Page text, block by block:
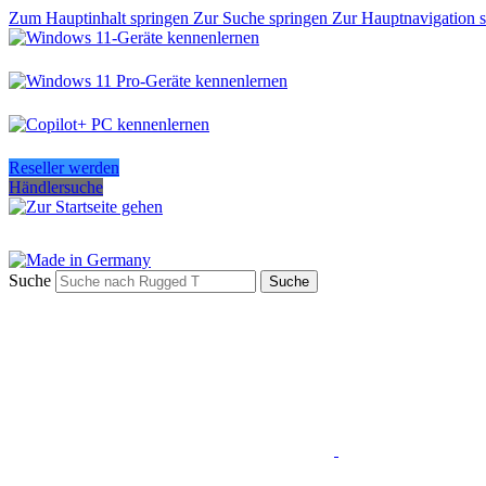
Zum Hauptinhalt springen Zur Suche springen Zur Hauptnavigation
Reseller werden
Händlersuche
Suche Suche